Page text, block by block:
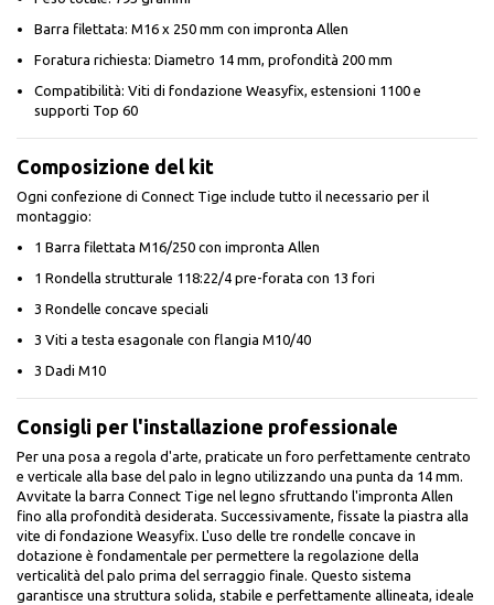
Barra filettata: M16 x 250 mm con impronta Allen
Foratura richiesta: Diametro 14 mm, profondità 200 mm
Compatibilità: Viti di fondazione Weasyfix, estensioni 1100 e
supporti Top 60
Composizione del kit
Ogni confezione di Connect Tige include tutto il necessario per il
montaggio:
1 Barra filettata M16/250 con impronta Allen
1 Rondella strutturale 118:22/4 pre-forata con 13 fori
3 Rondelle concave speciali
3 Viti a testa esagonale con flangia M10/40
3 Dadi M10
Consigli per l'installazione professionale
Per una posa a regola d'arte, praticate un foro perfettamente centrato
e verticale alla base del palo in legno utilizzando una punta da 14 mm.
Avvitate la barra Connect Tige nel legno sfruttando l'impronta Allen
fino alla profondità desiderata. Successivamente, fissate la piastra alla
vite di fondazione Weasyfix. L'uso delle tre rondelle concave in
dotazione è fondamentale per permettere la regolazione della
verticalità del palo prima del serraggio finale. Questo sistema
garantisce una struttura solida, stabile e perfettamente allineata, ideale